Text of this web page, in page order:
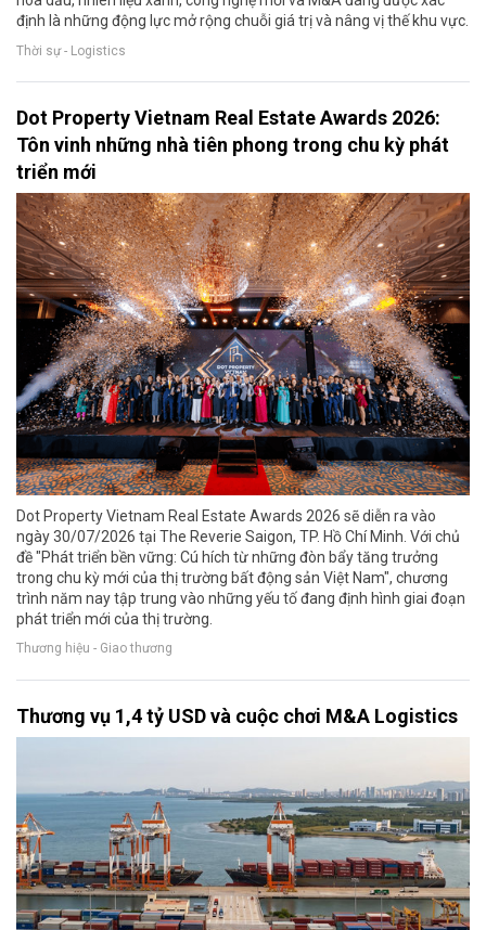
định là những động lực mở rộng chuỗi giá trị và nâng vị thế khu vực.
Thời sự - Logistics
Dot Property Vietnam Real Estate Awards 2026:
Tôn vinh những nhà tiên phong trong chu kỳ phát
triển mới
Dot Property Vietnam Real Estate Awards 2026 sẽ diễn ra vào
ngày 30/07/2026 tại The Reverie Saigon, TP. Hồ Chí Minh. Với chủ
đề "Phát triển bền vững: Cú hích từ những đòn bẩy tăng trưởng
trong chu kỳ mới của thị trường bất động sản Việt Nam", chương
trình năm nay tập trung vào những yếu tố đang định hình giai đoạn
phát triển mới của thị trường.
Thương hiệu - Giao thương
Thương vụ 1,4 tỷ USD và cuộc chơi M&A Logistics